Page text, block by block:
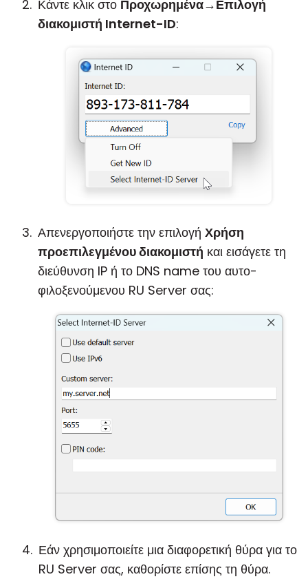
Κάντε κλικ στο Προχωρημένα→Επιλογή
διακομιστή Internet-ID:
Απενεργοποιήστε την επιλογή Χρήση
προεπιλεγμένου διακομιστή και εισάγετε τη
διεύθυνση IP ή το DNS name του αυτο-
φιλοξενούμενου RU Server σας:
Εάν χρησιμοποιείτε μια διαφορετική θύρα για το
RU Server σας, καθορίστε επίσης τη θύρα.